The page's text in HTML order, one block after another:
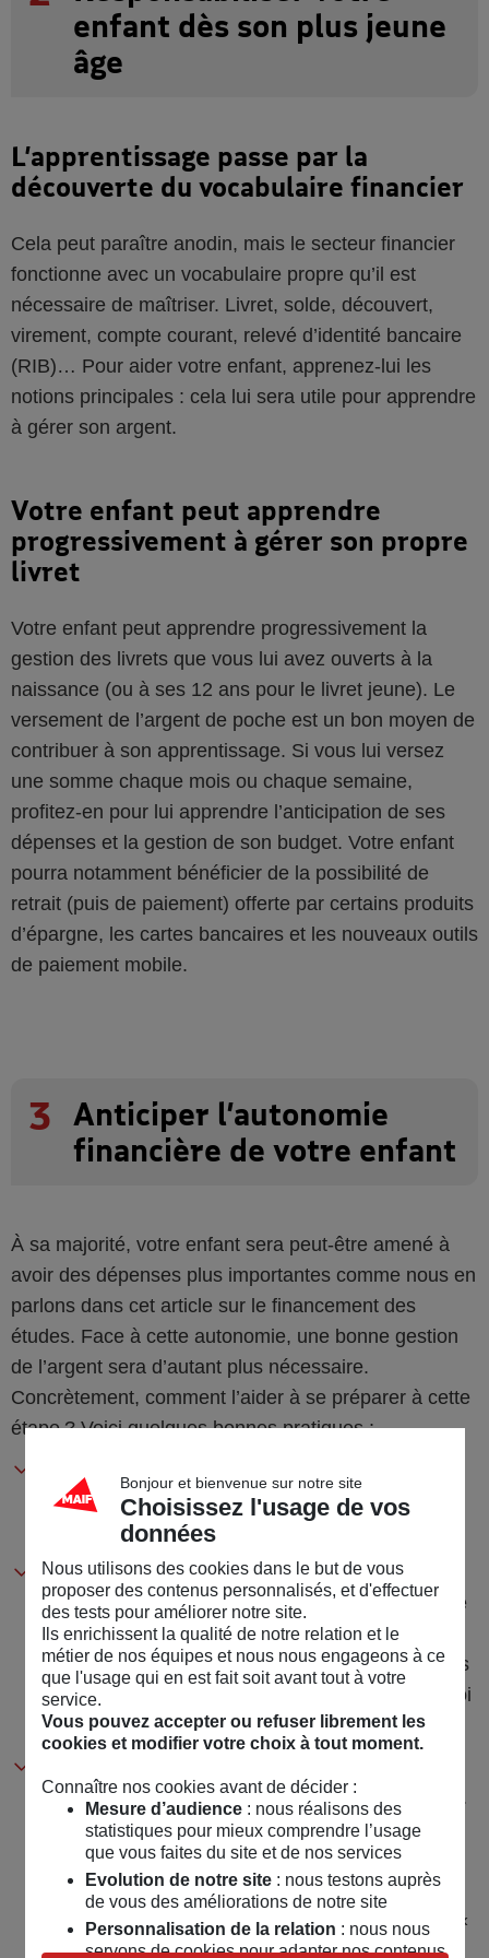
enfant dès son plus jeune
âge
L’apprentissage passe par la
découverte du vocabulaire financier
Cela peut paraître anodin, mais le secteur financier
fonctionne avec un vocabulaire propre qu’il est
nécessaire de maîtriser. Livret, solde, découvert,
virement, compte courant, relevé d’identité bancaire
(RIB)… Pour aider votre enfant, apprenez-lui les
notions principales : cela lui sera utile pour apprendre
à gérer son argent.
Votre enfant peut apprendre
progressivement à gérer son propre
livret
Votre enfant peut apprendre progressivement la
gestion des livrets que vous lui avez ouverts à la
naissance (ou à ses 12 ans pour le livret jeune). Le
versement de l’argent de poche est un bon moyen de
contribuer à son apprentissage. Si vous lui versez
une somme chaque mois ou chaque semaine,
profitez-en pour lui apprendre l’anticipation de ses
dépenses et la gestion de son budget. Votre enfant
pourra notamment bénéficier de la possibilité de
retrait (puis de paiement) offerte par certains produits
d’épargne, les cartes bancaires et les nouveaux outils
de paiement mobile.
3
Anticiper l’autonomie
financière de votre enfant
À sa majorité, votre enfant sera peut-être amené à
avoir des dépenses plus importantes comme nous en
parlons dans cet article sur le financement des
études. Face à cette autonomie, une bonne gestion
de l’argent sera d’autant plus nécessaire.
Concrètement, comment l’aider à se préparer à cette
étape ? Voici quelques bonnes pratiques :
anticiper la répartition des sommes par type de
dépenses (logement, alimentation, loisirs…).
« Mettre de côté »: l’un des meilleurs réflexes
consiste à apprendre à votre enfant l’habitude de
mettre de côté une partie de son argent. Cela
concerne aussi bien son argent de poche que les
premières sommes gagnées à l’issue d’un emploi
saisonnier par exemple.
enfant pourra lui aussi être confronté à l’imprévu.
Pour y faire face, garder une somme d’argent en
réserve est la meilleure des solutions. Vous
pouvez donc sensibiliser votre enfant à
l’importance de cette épargne de précautionou «
matelas de sécurité ».
Bonjour et bienvenue sur notre site
Choisissez l'usage de vos
données
Nous utilisons des cookies dans le but de vous
proposer des contenus personnalisés, et d'effectuer
des tests pour améliorer notre site.
Ils enrichissent la qualité de notre relation et le
métier de nos équipes et nous nous engageons à ce
que l'usage qui en est fait soit avant tout à votre
service.
Vous pouvez accepter ou refuser librement les
cookies et modifier votre choix à tout moment.
Connaître nos cookies avant de décider :
Mesure d’audience: nous réalisons des
statistiques pour mieux comprendre l’usage
que vous faites du site et de nos services
Evolution de notre site: nous testons auprès
de vous des améliorations de notre site
Personnalisation de la relation : nous nous
servons de cookies pour adapter nos contenus